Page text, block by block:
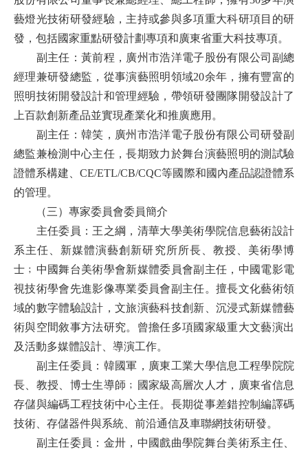
藝燈光技術研發經驗，主持或參與多項重大科研項目的研
發，包括國家重點研發計劃專項和廣東省重大科技專項。
副主任：黃前程，廣州市浩洋電子股份有限公司副總
經理兼研發總監，從事演藝照明領域20余年，擁有豐富的
照明技術開發設計和管理經驗，帶領研發團隊開發設計了
上百款創新產品並實現產業化和推廣應用。
副主任：韓笑，廣州市浩洋電子股份有限公司研發副
總監兼檢測中心主任，長期致力於舞台演藝照明的測試驗
證體系構建、CE/ETL/CB/CQC等國際和國內產品認證體系
的管理。
（三）專家委員會委員簡介
主任委員：王之綱，清華大學美術學院信息藝術設計
系主任、新媒體演藝創新研究所所長、教授、美術學博
士﹔中國舞台美術學會新媒體委員會副主任，中國電影電
視技術學會先進影像專業委員會副主任。擅長文化藝術領
域的數字體驗設計，文旅演藝科技創新、沉浸式新媒體藝
術與空間敘事方法研究。曾擔任多項國家級重大文藝演出
及活動多媒體設計、導演工作。
副主任委員：韓國軍，廣東工業大學信息工程學院院
長、教授、博士生導師﹔國家級高層次人才，廣東省信息
存儲與編碼工程技術中心主任。長期從事差錯控制編譯碼
技術、存儲器件與系統、前沿通信及車聯網技術研發。
副主任委員：金卅，中國戲曲學院舞台美術系主任、